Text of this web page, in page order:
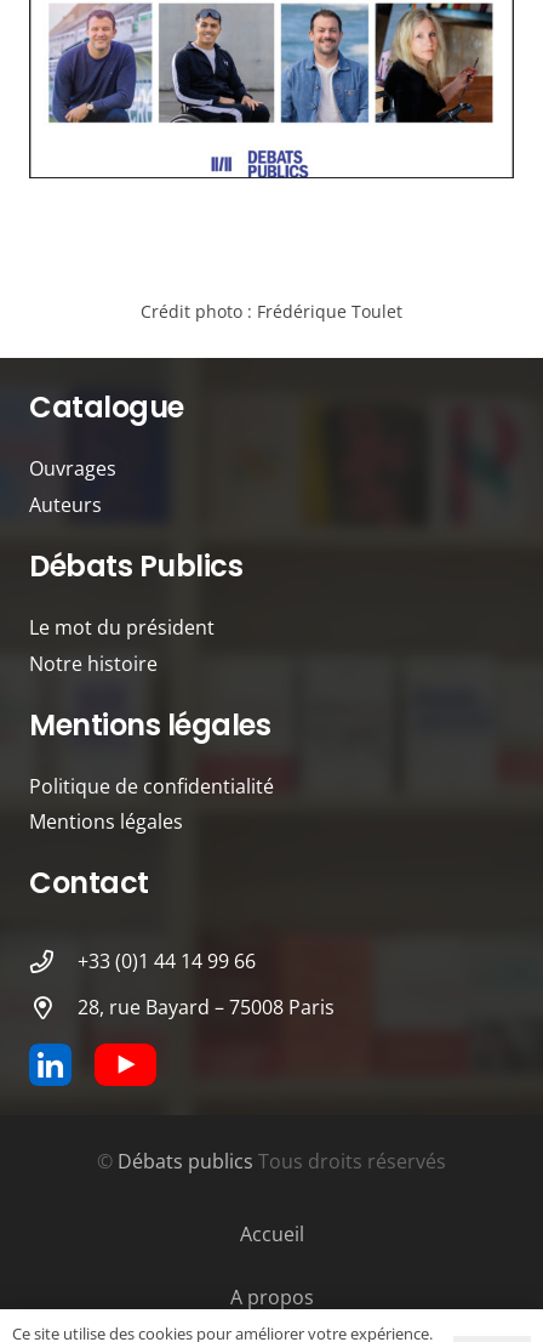
Crédit photo : Frédérique Toulet
Catalogue
Ouvrages
Auteurs
Débats Publics
Le mot du président
Notre histoire
Mentions légales
Politique de confidentialité
Mentions légales
Contact
+33 (0)1 44 14 99 66
28, rue Bayard – 75008 Paris
© Débats publics Tous droits réservés
Accueil
A propos
Ce site utilise des cookies pour améliorer votre expérience.